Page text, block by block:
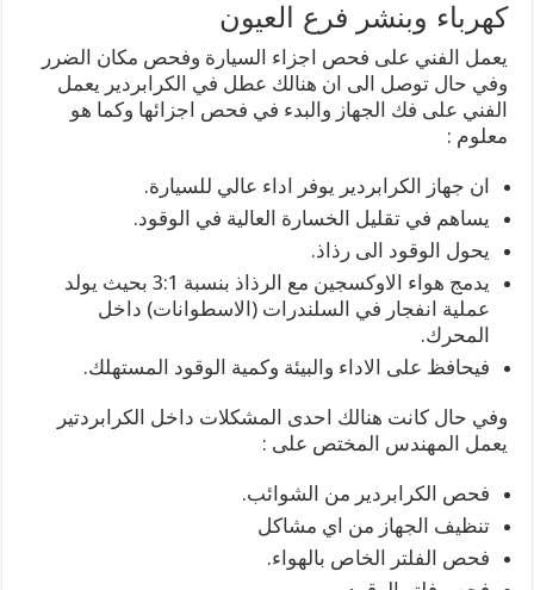
كهرباء وبنشر فرع العيون
يعمل الفني على فحص اجزاء السيارة وفحص مكان الضرر
وفي حال توصل الى ان هنالك عطل في الكرابردير يعمل
الفني على فك الجهاز والبدء في فحص اجزائها وكما هو
معلوم :
ان جهاز الكرابردير يوفر اداء عالي للسيارة.
يساهم في تقليل الخسارة العالية في الوقود.
يحول الوقود الى رذاذ.
يدمج هواء الاوكسجين مع الرذاذ بنسبة 3:1 بحيث يولد
عملية انفجار في السلندرات (الاسطوانات) داخل
المحرك.
فيحافظ على الاداء والبيئة وكمية الوقود المستهلك.
وفي حال كانت هنالك احدى المشكلات داخل الكرابردتير
يعمل المهندس المختص على :
فحص الكرابردير من الشوائب.
تنظيف الجهاز من اي مشاكل
فحص الفلتر الخاص بالهواء.